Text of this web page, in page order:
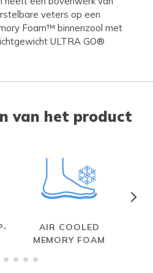
veters op een
Foam™ binnenzool met
ULTRA GO®
van het product
AIR COOLED
MEMORY FOAM